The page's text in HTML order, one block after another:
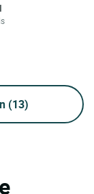
(13)